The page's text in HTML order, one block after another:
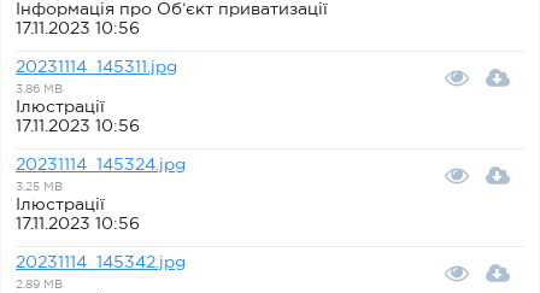
Інформація про Об’єкт приватизації
17.11.2023 10:56
20231114_145311.jpg
3.86 MB
Ілюстрації
17.11.2023 10:56
20231114_145324.jpg
3.25 MB
Ілюстрації
17.11.2023 10:56
20231114_145342.jpg
2.89 MB